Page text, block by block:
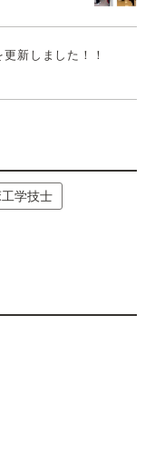
新しました！！
学技士